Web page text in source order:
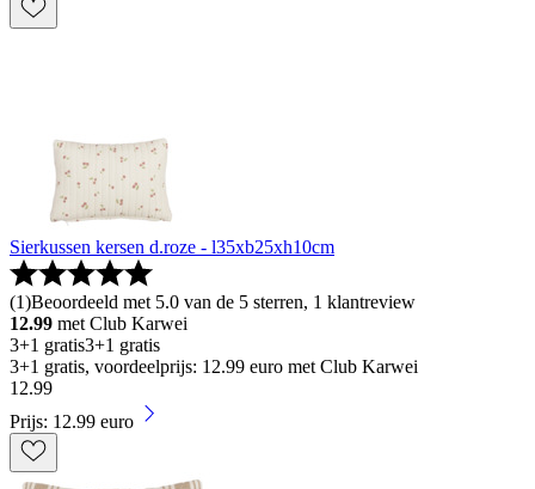
Sierkussen kersen d.roze - l35xb25xh10cm
(1)Beoordeeld met 5.0 van de 5 sterren, 1 klantreview
12.99 met Club Karwei
3+1 gratis3+1 gratis
3+1 gratis, voordeelprijs: 12.99 euro met Club Karwei
12.99
Prijs: 12.99 euro